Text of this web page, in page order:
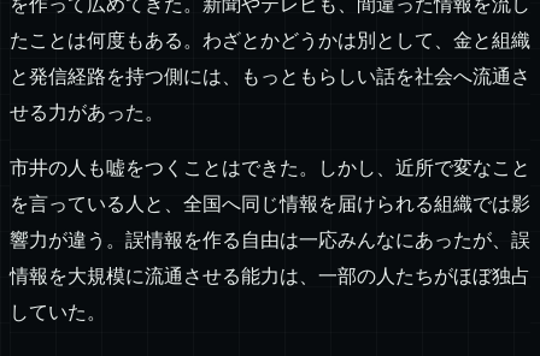
を作って広めてきた。新聞やテレビも、間違った情報を流し
たことは何度もある。わざとかどうかは別として、金と組織
と発信経路を持つ側には、もっともらしい話を社会へ流通さ
せる力があった。
市井の人も嘘をつくことはできた。しかし、近所で変なこと
を言っている人と、全国へ同じ情報を届けられる組織では影
響力が違う。誤情報を作る自由は一応みんなにあったが、誤
情報を大規模に流通させる能力は、一部の人たちがほぼ独占
していた。